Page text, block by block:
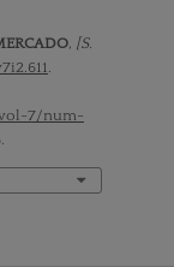
, [S.
7/num-